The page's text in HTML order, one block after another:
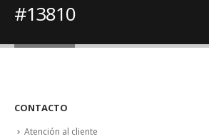
#13810
CONTACTO
Atención al cliente